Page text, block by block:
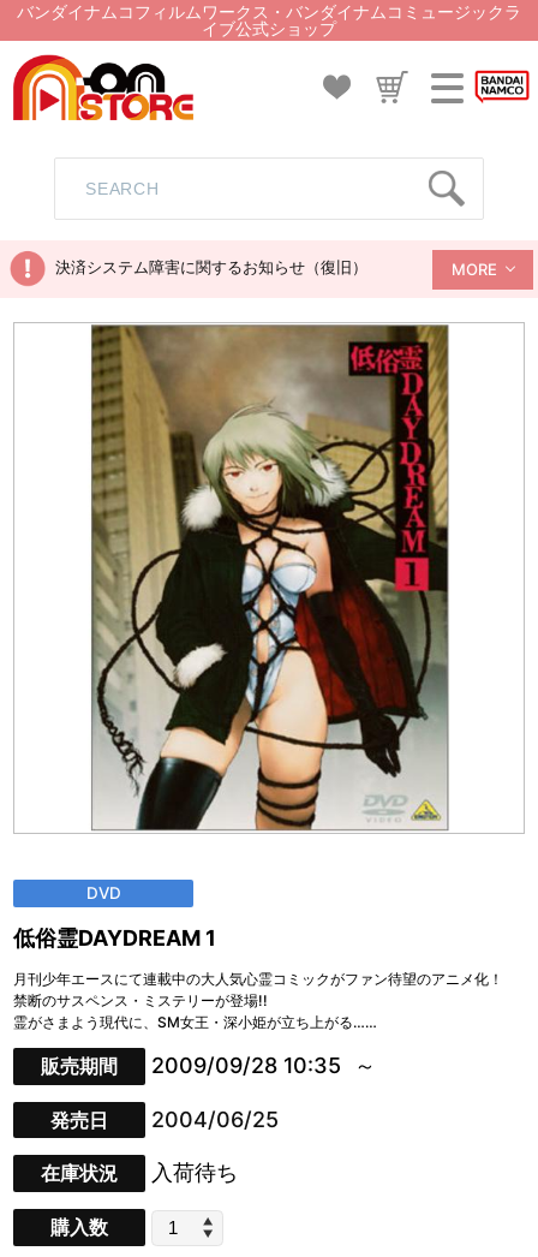
バンダイナムコフィルムワークス・バンダイナムコミュージックラ
イブ公式ショップ
決済システム障害に関するお知らせ（復旧） MORE
DVD
低俗霊DAYDREAM 1
月刊少年エースにて連載中の大人気心霊コミックがファン待望のアニメ化！
禁断のサスペンス・ミステリーが登場!!
霊がさまよう現代に、SM女王・深小姫が立ち上がる……
販売期間 2009/09/28 10:35
発売日 2004/06/25
在庫状況 入荷待ち
購入数